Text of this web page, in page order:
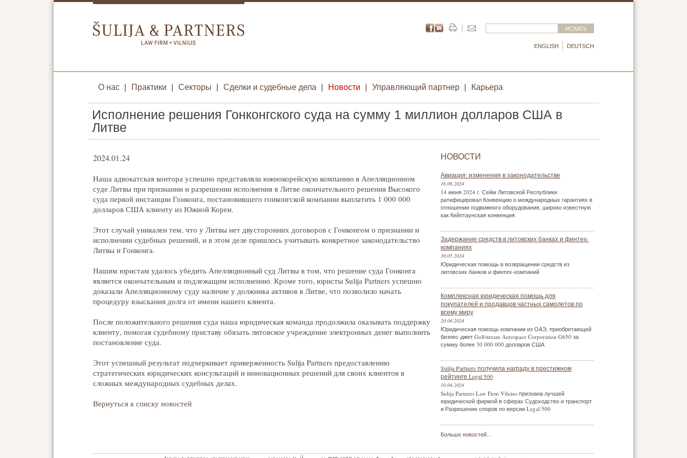
ENGLISH DEUTSCH
О нас Практики Секторы Сделки и судебные дела Новости Управляющий партнер Карьера
Исполнение решения Гонконгского суда на сумму 1 миллион долларов США в
Литве
2024.01.24
Наша адвокатская контора успешно представляла южнокорейскую компанию в Апелляционном
суде Литвы при признании и разрешении исполнения в Литве окончательного решения Высокого
суда первой инстанции Гонконга, постановившего гонконгской компании выплатить 1 000 000
долларов США клиенту из Южной Кореи.
Этот случай уникален тем, что у Литвы нет двусторонних договоров с Гонконгом о признании и
исполнении судебных решений, и в этом деле пришлось учитывать конкретное законодательство
Литвы и Гонконга.
Нашим юристам удалось убедить Апелляционный суд Литвы в том, что решение суда Гонконга
является окончательным и подлежащим исполнению. Кроме того, юристы Sulija Partners успешно
доказали Апелляционному суду наличие у должника активов в Литве, что позволило начать
процедуру взыскания долга от имени нашего клиента.
После положительного решения суда наша юридическая команда продолжила оказывать поддержку
клиенту, помогая судебному приставу обязать литовское учреждение электронных денег выполнить
постановление суда.
Этот успешный результат подчеркивает приверженность Sulija Partners предоставлению
стратегических юридических консультаций и инновационных решений для своих клиентов в
сложных международных судебных делах.
Вернуться к списку новостей
НОВОСТИ
Авиация: изменения в законодательстве
16.06.2024
14 июня 2024 г. Сейм Литовской Республики
ратифицировал Конвенцию о международных гарантиях в
отношении подвижного оборудования, широко известную
как Кейптаунская конвенция.
Задержание средств в литовских банках и финтех-
компаниях
30.05.2024
Юридическая помощь в возвращении средств из
литовских банков и финтех-компаний
Комплексная юридическая помощь для
покупателей и продавцов частных самолетов по
всему миру
20.04.2024
Юридическая помощь компании из ОАЭ, приобретающей
бизнес-джет Golfstream Aerospace Corporation G650 за
сумму более 30 000 000 долларов США
Sulija Partners получила награду в престижном
рейтинге Legal 500
10.04.2024
Sulija Partners Law Firm Vilnius признана лучшей
юридической фирмой в сферах Судоходство и транспорт
и Разрешение споров по версии Legal 500
Больше новостей...